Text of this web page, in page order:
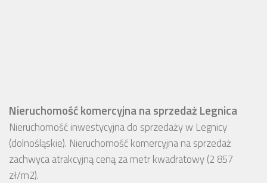
Nieruchomość komercyjna na sprzedaż Legnica
Nieruchomość inwestycyjna do sprzedaży w Legnicy
(dolnośląskie). Nieruchomość komercyjna na sprzedaż
zachwyca atrakcyjną ceną za metr kwadratowy (2 857
zł/m2).